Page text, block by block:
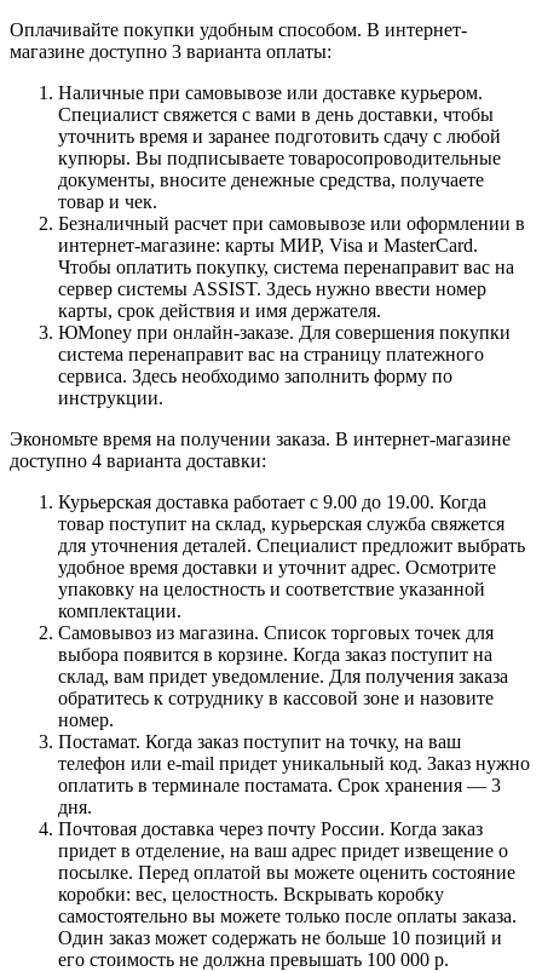
Оплачивайте покупки удобным способом. В интернет-
магазине доступно 3 варианта оплаты:
Наличные при самовывозе или доставке курьером.
Специалист свяжется с вами в день доставки, чтобы
уточнить время и заранее подготовить сдачу с любой
купюры. Вы подписываете товаросопроводительные
документы, вносите денежные средства, получаете
товар и чек.
Безналичный расчет при самовывозе или оформлении в
интернет-магазине: карты МИР, Visa и MasterCard.
Чтобы оплатить покупку, система перенаправит вас на
сервер системы ASSIST. Здесь нужно ввести номер
карты, срок действия и имя держателя.
ЮMoney при онлайн-заказе. Для совершения покупки
система перенаправит вас на страницу платежного
сервиса. Здесь необходимо заполнить форму по
инструкции.
Экономьте время на получении заказа. В интернет-магазине
доступно 4 варианта доставки:
Курьерская доставка работает с 9.00 до 19.00. Когда
товар поступит на склад, курьерская служба свяжется
для уточнения деталей. Специалист предложит выбрать
удобное время доставки и уточнит адрес. Осмотрите
упаковку на целостность и соответствие указанной
комплектации.
Самовывоз из магазина. Список торговых точек для
выбора появится в корзине. Когда заказ поступит на
склад, вам придет уведомление. Для получения заказа
обратитесь к сотруднику в кассовой зоне и назовите
номер.
Постамат. Когда заказ поступит на точку, на ваш
телефон или e-mail придет уникальный код. Заказ нужно
оплатить в терминале постамата. Срок хранения — 3
дня.
Почтовая доставка через почту России. Когда заказ
придет в отделение, на ваш адрес придет извещение о
посылке. Перед оплатой вы можете оценить состояние
коробки: вес, целостность. Вскрывать коробку
самостоятельно вы можете только после оплаты заказа.
Один заказ может содержать не больше 10 позиций и
его стоимость не должна превышать 100 000 р.